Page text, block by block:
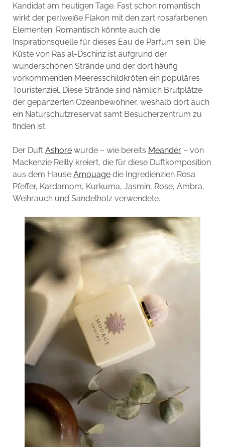
Kandidat am heutigen Tage. Fast schon romantisch
wirkt der perlweiße Flakon mit den zart rosafarbenen
Elementen. Romantisch könnte auch die
Inspirationsquelle für dieses Eau de Parfum sein: Die
Küste von Ras al-Dschinz ist aufgrund der
wunderschönen Strände und der dort häufig
vorkommenden Meeresschildkröten ein populäres
Touristenziel. Diese Strände sind nämlich Brutplätze
der gepanzerten Ozeanbewohner, weshalb dort auch
ein Naturschutzreservat samt Besucherzentrum zu
finden ist.
Der Duft Ashorewurde – wie bereits Meander– von
Mackenzie Reilly kreiert, die für diese Duftkomposition
aus dem Hause Amouagedie Ingredienzien Rosa
Pfeffer, Kardamom, Kurkuma, Jasmin, Rose, Ambra,
Weihrauch und Sandelholz verwendete.